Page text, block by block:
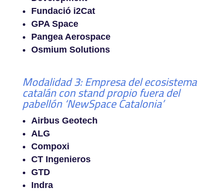
Fundació i2Cat
GPA Space
Pangea Aerospace
Osmium Solutions
Modalidad 3: Empresa del ecosistema
catalán con stand propio fuera del
pabellón ‘NewSpace Catalonia’
Airbus Geotech
ALG
Compoxi
CT Ingenieros
GTD
Indra